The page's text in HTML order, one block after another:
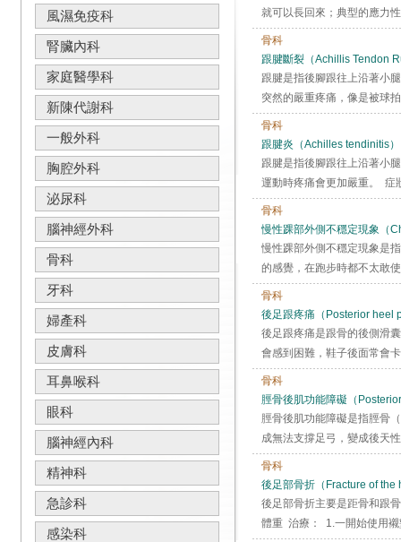
風濕免疫科
腎臟內科
家庭醫學科
新陳代謝科
一般外科
胸腔外科
泌尿科
腦神經外科
骨科
牙科
婦產科
皮膚科
耳鼻喉科
眼科
腦神經內科
精神科
急診科
感染科
就可以長回來；典型的應力
骨科
跟腱斷裂（Achillis Tendon
跟腱是指後腳跟往上沿著小
突然的嚴重疼痛，像是被球
骨科
跟腱炎（Achilles tendinitis）
跟腱是指後腳跟往上沿著小
運動時疼痛會更加嚴重。 症
骨科
慢性踝部外側不穩定現象（
慢性踝部外側不穩定現象是
的感覺，在跑步時都不太敢
骨科
後足跟疼痛（Posterior heel
後足跟疼痛是跟骨的後側滑
會感到困難，鞋子後面常會
骨科
脛骨後肌功能障礙（
脛骨後肌功能障礙是指脛骨
成無法支撐足弓，變成後天
骨科
後足部骨折（Fracture of the
後足部骨折主要是距骨和跟
體重 治療： 1.一開始使用